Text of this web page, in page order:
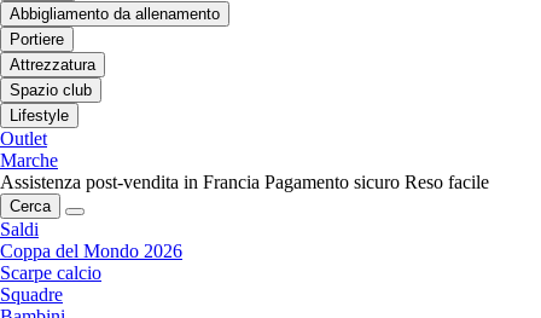
Abbigliamento da allenamento
Portiere
Attrezzatura
Spazio club
Lifestyle
Outlet
Marche
Assistenza post-vendita in Francia Pagamento sicuro Reso facile
Cerca
Saldi
Coppa del Mondo 2026
Scarpe calcio
Squadre